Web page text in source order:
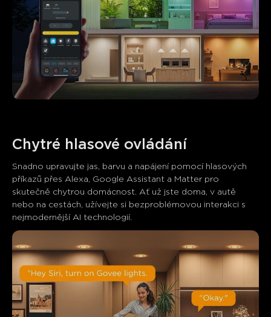
Chytré hlasové ovládání
Snadno upravujte jas, barvu a napájení pomocí hlasových
příkazů přes Alexa, Google Assistant a Matter pro
skutečně chytrou domácnost. Ať už jste doma, v autě
nebo na cestách, užívejte si bezproblémovou interakci s
nejmodernější AI technologií.